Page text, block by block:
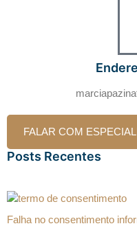
FALAR COM
Posts Recentes
Falha no consentimento